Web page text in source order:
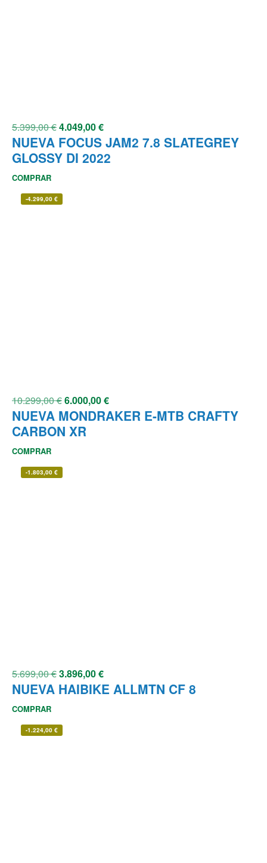
5.399,00€4.049,00€
NUEVA FOCUS JAM2 7.8 SLATEGREY
GLOSSY DI 2022
COMPRAR
-4.299,00 €
10.299,00€6.000,00€
NUEVA MONDRAKER E-MTB CRAFTY
CARBON XR
COMPRAR
-1.803,00 €
5.699,00€3.896,00€
NUEVA HAIBIKE ALLMTN CF 8
COMPRAR
-1.224,00 €